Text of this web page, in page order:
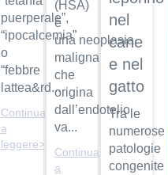
puerperale”,
“ipocalcemia”
o
“febbre
lattea&rd...
Continua
a
leggere>
(HSA)
è
una neoplasia
maligna
che
origina
dall’endotelio
va...
Continua
a
nel
cane
e nel
gatto
Tra le
numerose
patologie
congenite